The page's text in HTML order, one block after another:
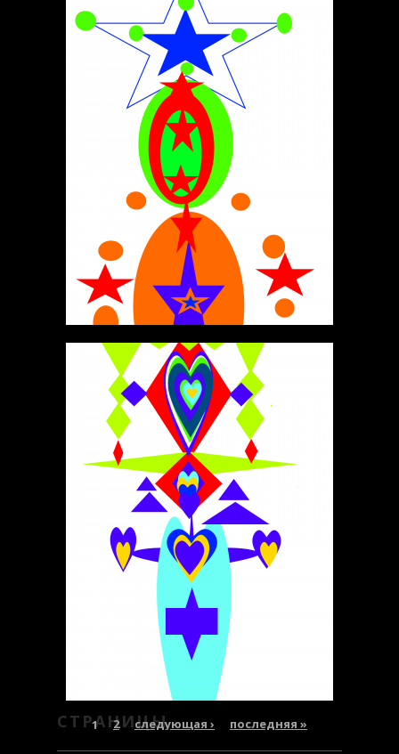
ИАКОВ АЛФЕЕЕВ
ГАЛЕРЕЯ РАБОТ
ВАРФОЛОФ
ФРАКТАЛЫ
СТРАНИЦЫ
1 2 следующая › последняя »